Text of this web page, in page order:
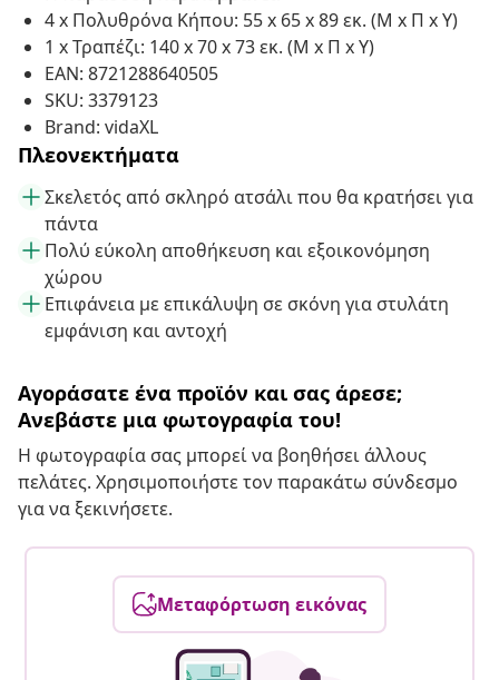
4 x Πολυθρόνα Κήπου: 55 x 65 x 89 εκ. (M x Π x Υ)
1 x Τραπέζι: 140 x 70 x 73 εκ. (M x Π x Υ)
EAN: 8721288640505
SKU: 3379123
Brand: vidaXL
Πλεονεκτήματα
Σκελετός από σκληρό ατσάλι που θα κρατήσει για
πάντα
Πολύ εύκολη αποθήκευση και εξοικονόμηση
χώρου
Επιφάνεια με επικάλυψη σε σκόνη για στυλάτη
εμφάνιση και αντοχή
Αγοράσατε ένα προϊόν και σας άρεσε;
Ανεβάστε μια φωτογραφία του!
Η φωτογραφία σας μπορεί να βοηθήσει άλλους
πελάτες. Χρησιμοποιήστε τον παρακάτω σύνδεσμο
για να ξεκινήσετε.
Μεταφόρτωση εικόνας